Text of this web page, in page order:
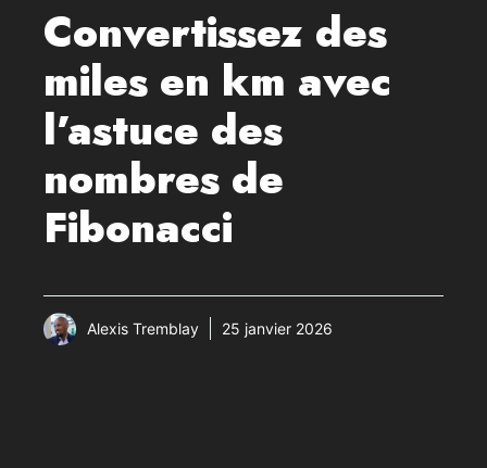
Convertissez des
miles en km avec
l’astuce des
nombres de
Fibonacci
Alexis Tremblay 25 janvier 2026